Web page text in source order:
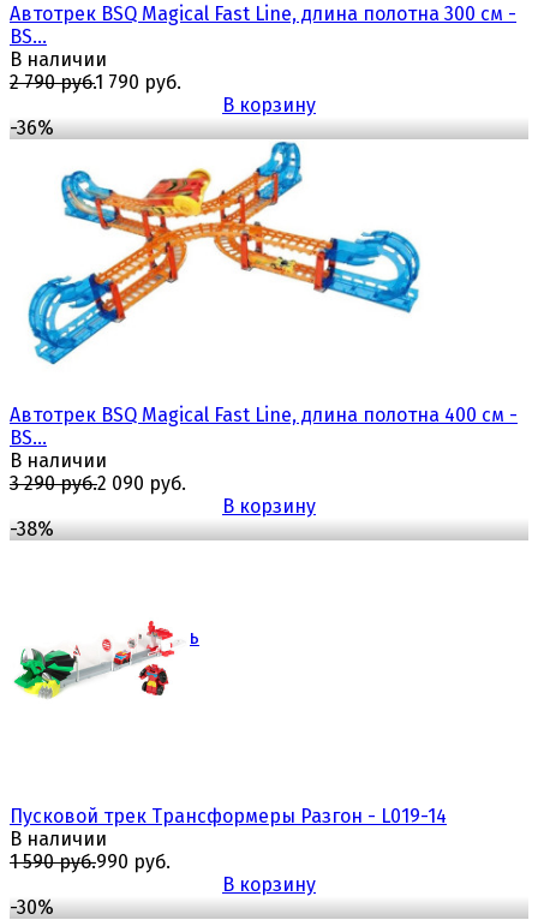
избранноесравнить
Автотрек BSQ Magical Fast Line, длина полотна 300 см -
BS...
В наличии
2 790 руб.1 790 руб.
В корзину
-36%
избранноесравнить
Автотрек BSQ Magical Fast Line, длина полотна 400 см -
BS...
В наличии
3 290 руб.2 090 руб.
В корзину
-38%
Пусковой трек Трансформеры Разгон - L019-14
В наличии
1 590 руб.990 руб.
В корзину
-30%